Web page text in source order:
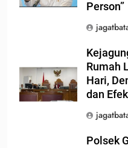
Person”
Rumah
Hari,
dan
Polsek